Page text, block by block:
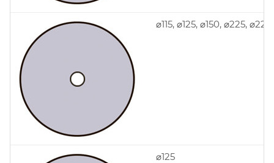
⌀115, ⌀125, ⌀150, ⌀225, ⌀228
⌀125